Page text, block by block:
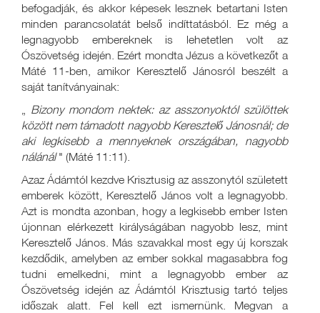
befogadják, és akkor képesek lesznek betartani Isten
minden parancsolatát belső indíttatásból. Ez még a
legnagyobb embereknek is lehetetlen volt az
Ószövetség idején. Ezért mondta Jézus a következőt a
Máté 11-ben, amikor Keresztelő Jánosról beszélt a
saját tanítványainak:
„ Bizony mondom nektek: az asszonyoktól szülöttek
között nem támadott nagyobb Keresztelő Jánosnál; de
aki legkisebb a mennyeknek országában, nagyobb
nálánál" (Máté 11:11).
Azaz Ádámtól kezdve Krisztusig az asszonytól született
emberek között, Keresztelő János volt a legnagyobb.
Azt is mondta azonban, hogy a legkisebb ember Isten
újonnan elérkezett királyságában nagyobb lesz, mint
Keresztelő János. Más szavakkal most egy új korszak
kezdődik, amelyben az ember sokkal magasabbra fog
tudni emelkedni, mint a legnagyobb ember az
Ószövetség idején az Ádámtól Krisztusig tartó teljes
időszak alatt. Fel kell ezt ismernünk. Megvan a